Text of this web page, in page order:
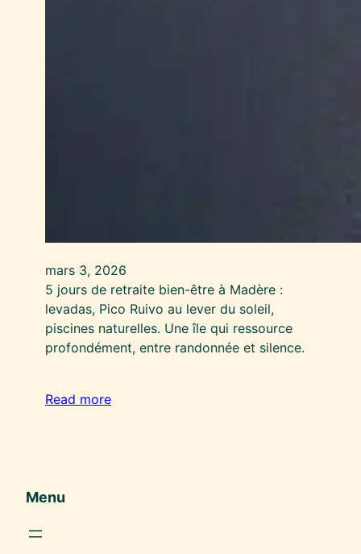
mars 3, 2026
5 jours de retraite bien-être à Madère :
levadas, Pico Ruivo au lever du soleil,
piscines naturelles. Une île qui ressource
profondément, entre randonnée et silence.
Read more
Menu